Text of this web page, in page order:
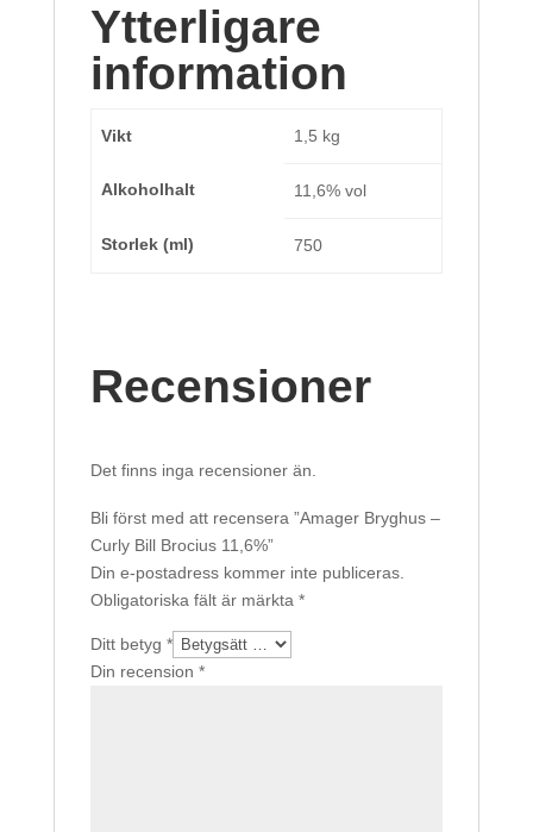
Ytterligare
information
Vikt 1,5 kg
Alkoholhalt 11,6% vol
Storlek (ml) 750
Recensioner
Det finns inga recensioner än.
Bli först med att recensera ”Amager Bryghus –
Curly Bill Brocius 11,6%”
Din e-postadress kommer inte publiceras.
Obligatoriska fält är märkta *
Ditt betyg *
Din recension *